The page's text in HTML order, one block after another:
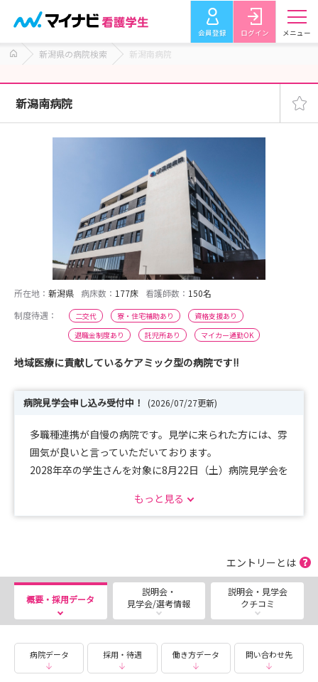
会員登録 ログイン メニュー
新潟県の病院検索 新潟南病院
新潟南病院
所在地： 新潟県 病床数： 177床 看護師数： 150名
制度待遇：
二交代 寮・住宅補助あり
資格支援あり
退職金制度あり
託児所あり マイカー通勤OK
地域医療に貢献しているケアミック型の病院です!!
病院見学会申し込み受付中！ (2026/07/27更新)
多職種連携が自慢の病院です。見学に来られた方には、雰
囲気が良いと言っていただいております。
2028年卒の学生さんを対象に8月22日（土）病院見学会を
もっと見る
エントリーとは
概要・採用データ
説明会・
見学会/選考情報
説明会・見学会
クチコミ
病院データ 採用・待遇 働き方データ 問い合わせ先